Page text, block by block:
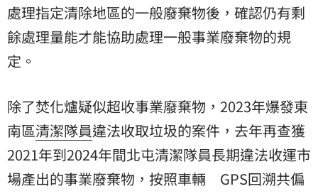
處理指定清除地區的一般廢棄物後，確認仍有剩
餘處理量能才能協助處理一般事業廢棄物的規
定。
除了焚化爐疑似超收事業廢棄物，2023年爆發東
南區清潔隊員違法收取垃圾的案件，去年再查獲
2021年到2024年間北屯清潔隊員長期違法收運市
場產出的事業廢棄物，按照車輛 GPS回溯共偏